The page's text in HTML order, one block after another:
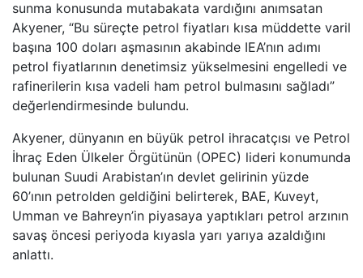
sunma konusunda mutabakata vardığını anımsatan
Akyener, “Bu süreçte petrol fiyatları kısa müddette varil
başına 100 doları aşmasının akabinde IEA’nın adımı
petrol fiyatlarının denetimsiz yükselmesini engelledi ve
rafinerilerin kısa vadeli ham petrol bulmasını sağladı”
değerlendirmesinde bulundu.
Akyener, dünyanın en büyük petrol ihracatçısı ve Petrol
İhraç Eden Ülkeler Örgütünün (OPEC) lideri konumunda
bulunan Suudi Arabistan’ın devlet gelirinin yüzde
60’ının petrolden geldiğini belirterek, BAE, Kuveyt,
Umman ve Bahreyn’in piyasaya yaptıkları petrol arzının
savaş öncesi periyoda kıyasla yarı yarıya azaldığını
anlattı.